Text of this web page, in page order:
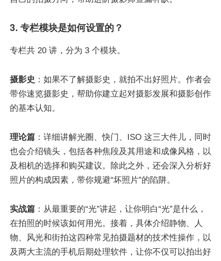
3. 专栏模块是如何设置的？
专栏共 20 讲，分为 3 个模块。
摄影史 ：如果不了解摄影史，就拍不出好照片。作者会
带你速览摄影史，帮助你建立起对摄影发展和摄影创作
的基本认知。
理论篇 ：详细讲解光圈、快门、ISO 这三大件儿，同时
也会介绍镜头，包括各种焦段及其用途和成像风格，以
及相机的选择和购买建议。除此之外，还会深入分析好
照片的构成因素，带你规避“坏照片”的陷阱。
实战篇 ：从最重要的“光”讲起，让你明白“光”是什么，
在拍照的时候该如何用光。接着，具体介绍静物、人
物、风光和街拍这四种常见拍摄题材的技术性操作，以
及两大主流的手机后期处理软件，让你不仅可以拍出好